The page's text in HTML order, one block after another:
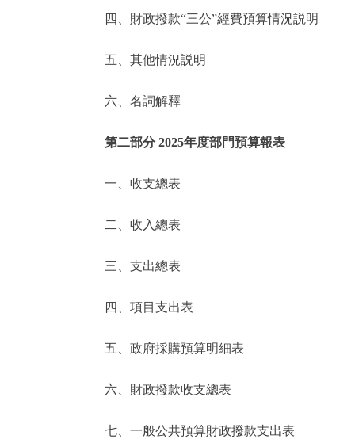
便民服務
仲介服務
政民互動
12345網上接訴即辦
參與調查
走進北京
北京概況
綠色北京
ENGLISH
四、財政撥款“三公”經費預算情況説明
五、其他情況説明
六、名詞解釋
第二部分 2025年度部門預算報表
一、收支總表
二、收入總表
三、支出總表
四、項目支出表
五、政府採購預算明細表
六、財政撥款收支總表
七、一般公共預算財政撥款支出表